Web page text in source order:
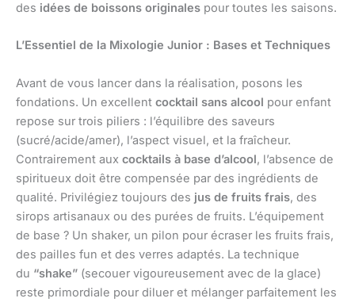
des idées de boissons originales pour toutes les saisons.
L’Essentiel de la Mixologie Junior : Bases et Techniques
Avant de vous lancer dans la réalisation, posons les
fondations. Un excellent cocktail sans alcool pour enfant
repose sur trois piliers : l’équilibre des saveurs
(sucré/acide/amer), l’aspect visuel, et la fraîcheur.
Contrairement aux cocktails à base d’alcool, l’absence de
spiritueux doit être compensée par des ingrédients de
qualité. Privilégiez toujours des jus de fruits frais, des
sirops artisanaux ou des purées de fruits. L’équipement
de base ? Un shaker, un pilon pour écraser les fruits frais,
des pailles fun et des verres adaptés. La technique
du “shake” (secouer vigoureusement avec de la glace)
reste primordiale pour diluer et mélanger parfaitement les